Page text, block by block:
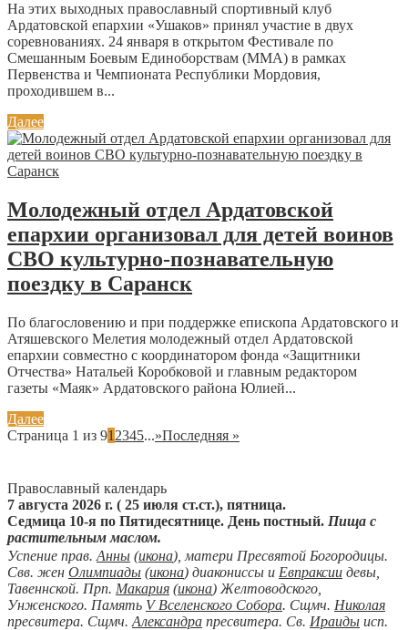
На этих выходных православный спортивный клуб
Ардатовской епархии «Ушаков» принял участие в двух
соревнованиях. 24 января в открытом Фестивале по
Смешанным Боевым Единоборствам (ММА) в рамках
Первенства и Чемпионата Республики Мордовия,
проходившем в...
Далее
Молодежный отдел Ардатовской
епархии организовал для детей воинов
СВО культурно-познавательную
поездку в Саранск
По благословению и при поддержке епископа Ардатовского и
Атяшевского Мелетия молодежный отдел Ардатовской
епархии совместно с координатором фонда «Защитники
Отчества» Натальей Коробковой и главным редактором
газеты «Маяк» Ардатовского района Юлией...
Далее
Страница 1 из 91 2345...»Последняя »
Православный календарь
7 августа 2026 г. ( 25 июля ст.ст.), пятница.
Седмица 10-я по Пятидесятнице. День постный. Пища с
растительным маслом.
Успение прав. Анны (икона), матери Пресвятой Богородицы.
Свв. жен Олимпиады (икона) диакониссы и Евпраксии девы,
Тавеннской. Прп. Макария (икона) Желтоводского,
Унженского. Память V Вселенского Собора. Сщмч. Николая
пресвитера. Сщмч. Александра пресвитера. Св. Ираиды исп.